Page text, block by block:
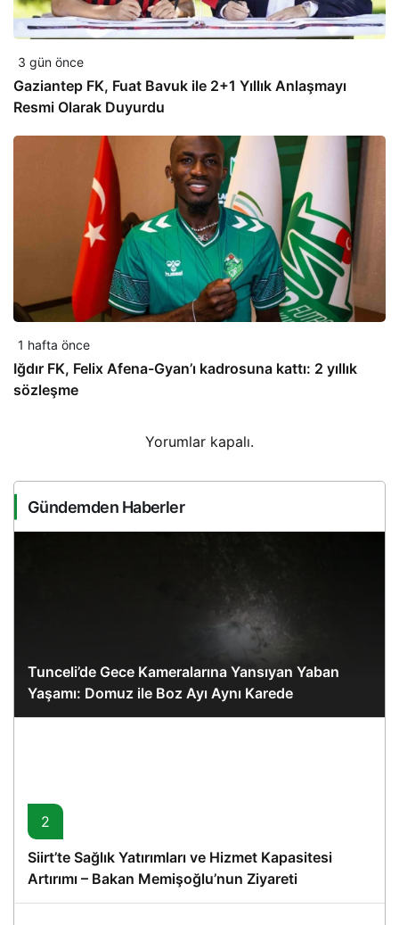
3 gün önce
Gaziantep FK, Fuat Bavuk ile 2+1 Yıllık Anlaşmayı
Resmi Olarak Duyurdu
1 hafta önce
Iğdır FK, Felix Afena-Gyan’ı kadrosuna kattı: 2 yıllık
sözleşme
Yorumlar kapalı.
Gündemden Haberler
Tunceli’de Gece Kameralarına Yansıyan Yaban
Yaşamı: Domuz ile Boz Ayı Aynı Karede
2
Siirt’te Sağlık Yatırımları ve Hizmet Kapasitesi
Artırımı – Bakan Memişoğlu’nun Ziyareti